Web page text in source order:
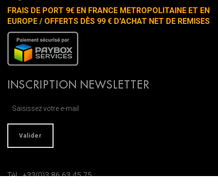
FRAIS DE PORT 9€ EN FRANCE METROPOLITAINE ET EN
EUROPE / OFFERTS DÈS 99 € D'ACHAT NET DE REMISES
INSCRIPTION NEWSLETTER
Tél : +33(0)3 86 63 45 75